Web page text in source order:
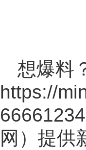
想爆料
https://
网 ）提供